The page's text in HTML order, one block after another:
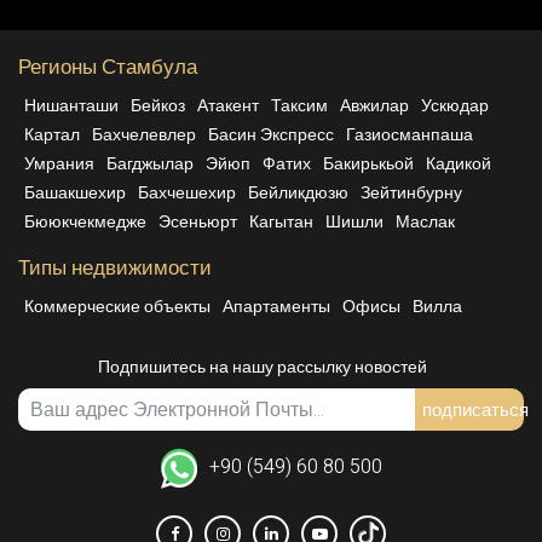
Регионы Стамбула
Нишанташи Бейкоз Атакент Таксим Авжилар Ускюдар
Картал Бахчелевлер Басин Экспресс Газиосманпаша
Умрания Багджылар Эйюп Фатих Бакирькьой Кадикой
Башакшехир Бахчешехир Бейликдюзю Зейтинбурну
Бююкчекмедже Эсеньюрт Кагытан Шишли Маслак
Типы недвижимости
Коммерческие объекты Апартаменты Офисы Вилла
Подпишитесь на нашу рассылку новостей
подписаться
+90 (549) 60 80 500